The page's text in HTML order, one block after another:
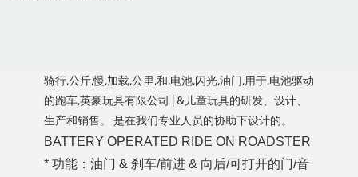
骑行,公斤,慢,加载,公里,和,电池,闪光,油门,用于,电池驱动
的跑车,英豪玩具有限公司 | &儿童玩具的研发、设计、
生产和销售。 是在我们专业人员的协助下设计的。
BATTERY OPERATED RIDE ON ROADSTER
* 功能：油门 & 刹车/前进 & 向后/可打开的门/音